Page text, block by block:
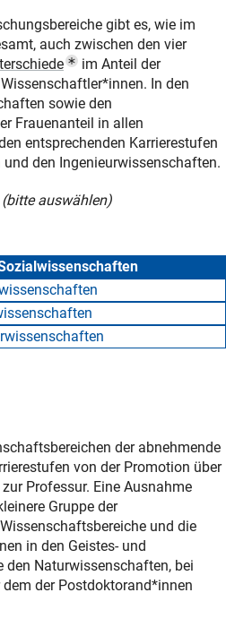
gibt es, wie im
auch zwischen den vier
e (Popup Link)
im Anteil der
. In den
sowie den
Frauenanteil in allen
entsprechenden Karrierestufen
den Ingenieurwissenschaften.
auswählen)
der abnehmende
von der Promotion über
Professur. Eine Ausnahme
Gruppe der
und die
in den Geistes- und
Naturwissenschaften, bei
der Postdoktorand*innen